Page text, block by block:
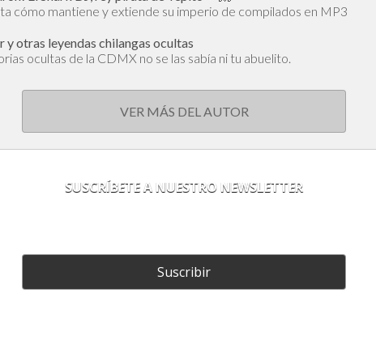
cómo mantiene y extiende su imperio de compilados en MP3
y otras leyendas chilangas ocultas
ocultas de la CDMX no se las sabía ni tu abuelito.
VER MÁS DEL AUTOR
SUSCRÍBETE A NUESTRO NEWSLETTER
Suscribir